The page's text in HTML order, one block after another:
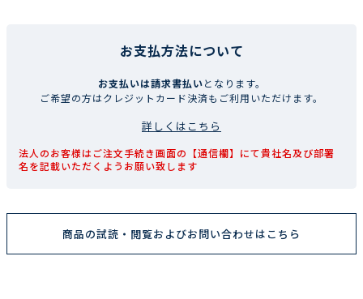
お支払方法について
お支払いは請求書払いとなります。
ご希望の方はクレジットカード決済もご利用いただけます。
詳しくはこちら
法人のお客様はご注文手続き画面の【通信欄】にて貴社名及び部署
名を記載いただくようお願い致します
商品の試読・閲覧およびお問い合わせはこちら